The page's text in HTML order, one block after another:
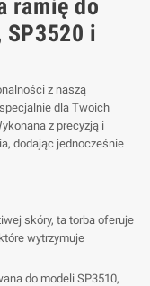
ramię do
SP3520 i
z naszą
dla Twoich
z precyzją i
dodając jednocześnie
skóry, ta torba oferuje
wytrzymuje
do modeli SP3510,